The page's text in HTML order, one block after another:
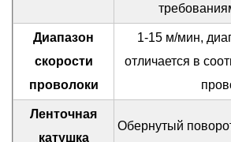
провода, спецификаций и типов
и Capstan также могут быть
Диапазон
скорости
проволоки
1-15 м/мин,
отличается в
Ленточная
катушка
Обернутый